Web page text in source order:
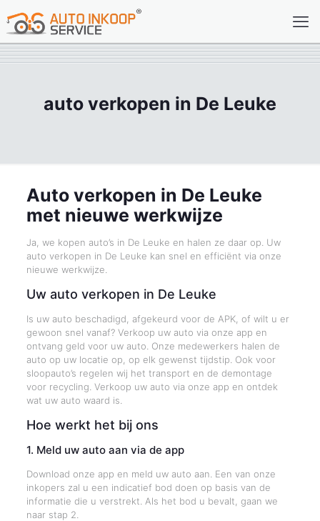
auto verkopen in De Leuke
Auto verkopen in De Leuke
met nieuwe werkwijze
Ja, we kopen auto’s in De Leuke en halen ze daar op. Uw
auto verkopen in De Leuke kan snel en efficiënt via onze
nieuwe werkwijze.
Uw auto verkopen in De Leuke
Is uw auto beschadigd, afgekeurd voor de APK, of wilt u er
gewoon snel vanaf? Verkoop uw auto via onze app en
ontvang geld voor uw auto. Onze medewerkers halen de
auto op uw locatie op, op elk gewenst tijdstip. Ook voor
sloopauto’s regelen wij het transport en de demontage
voor recycling. Verkoop uw auto via onze app en ontdek
wat uw auto waard is.
Hoe werkt het bij ons
1. Meld uw auto aan via de app
Download onze app en meld uw auto aan. Een van onze
inkopers zal u een indicatief bod doen op basis van de
informatie die u verstrekt. Als het bod u bevalt, gaan we
naar stap 2.